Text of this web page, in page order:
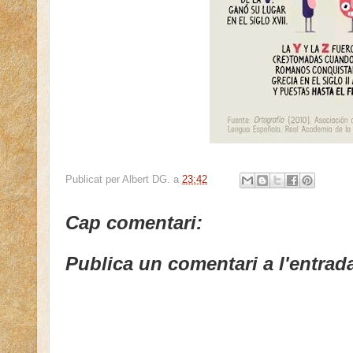
Publicat per Albert DG. a 23:42
Cap comentari:
Publica un comentari a